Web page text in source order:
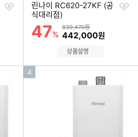
찜
린나이 RC620-27KF (공
식대리점)
할인률
47%
상품금액
839,470원
할인금액
442,000원
찜
상품설명
인
4